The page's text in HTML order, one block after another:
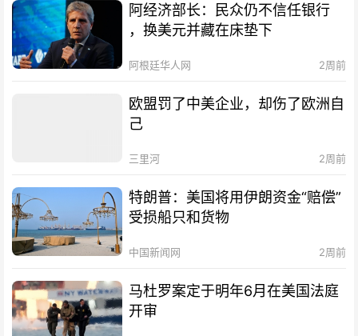
阿经济部长：民众仍不信任银行
，换美元并藏在床垫下
阿根廷华人网 2周前
欧盟罚了中美企业，却伤了欧洲自
己
三里河 2周前
特朗普：美国将用伊朗资金“赔偿”
受损船只和货物
中国新闻网 2周前
马杜罗案定于明年6月在美国法庭
开审